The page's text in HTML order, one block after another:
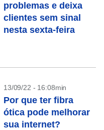
problemas e deixa
clientes sem sinal
nesta sexta-feira
13/09/22 - 16:08min
Por que ter fibra
ótica pode melhorar
sua internet?